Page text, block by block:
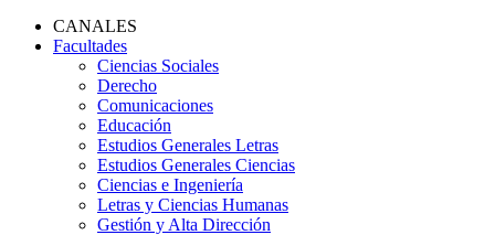
CANALES
Facultades
Ciencias Sociales
Derecho
Comunicaciones
Educación
Estudios Generales Letras
Estudios Generales Ciencias
Ciencias e Ingeniería
Letras y Ciencias Humanas
Gestión y Alta Dirección